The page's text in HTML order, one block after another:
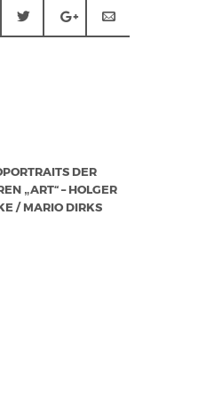
DER
„ART“ – HOLGER
/ MARIO DIRKS